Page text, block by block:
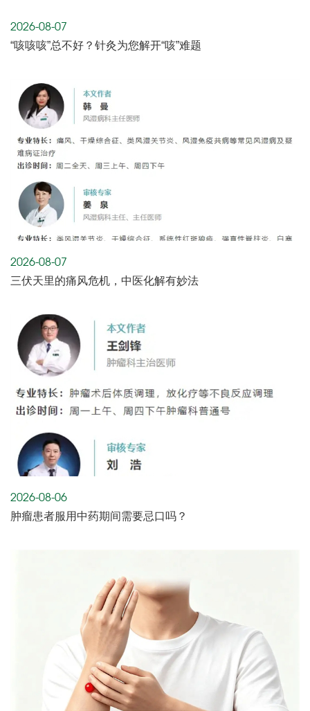
2026-08-07
“咳咳咳”总不好？针灸为您解开“咳”难题
2026-08-07
三伏天里的痛风危机，中医化解有妙法
2026-08-06
肿瘤患者服用中药期间需要忌口吗？